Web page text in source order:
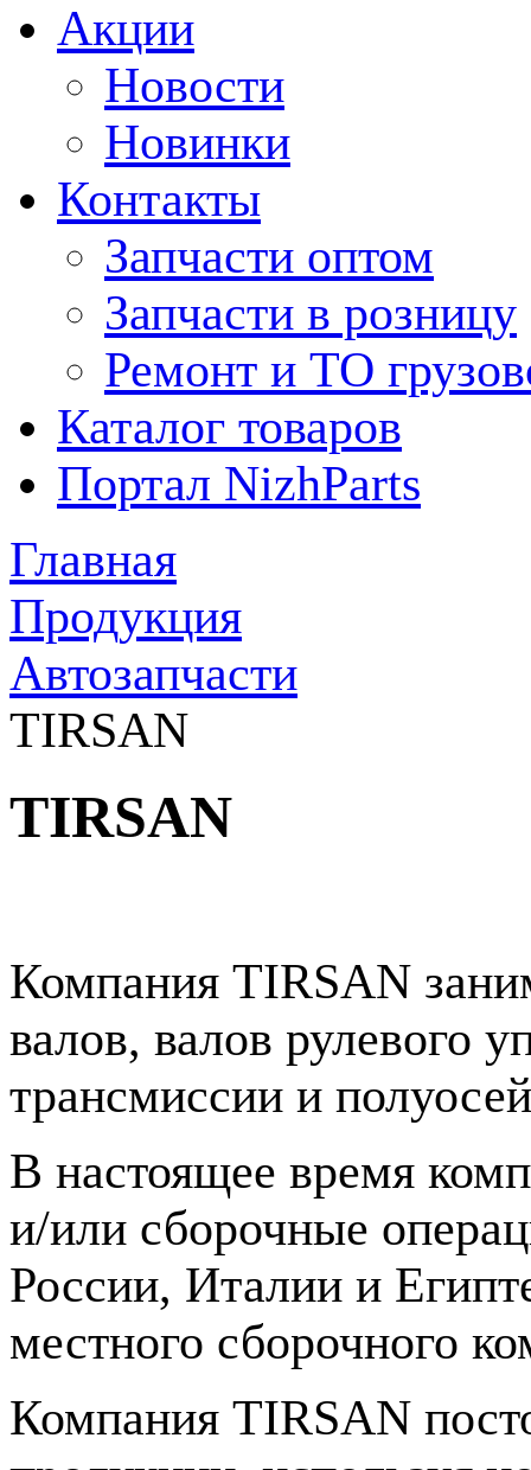
Акции
Новости
Новинки
Контакты
Запчасти оптом
Запчасти в розницу
Ремонт и ТО
Каталог товаров
Портал NizhParts
Главная
Продукция
Автозапчасти
TIRSAN
TIRSAN
Компания TIRSAN
валов, валов рулевого
трансмиссии и
В настоящее время
и/или сборочные
России, Италии и
местного сборочного
Компания TIRSAN